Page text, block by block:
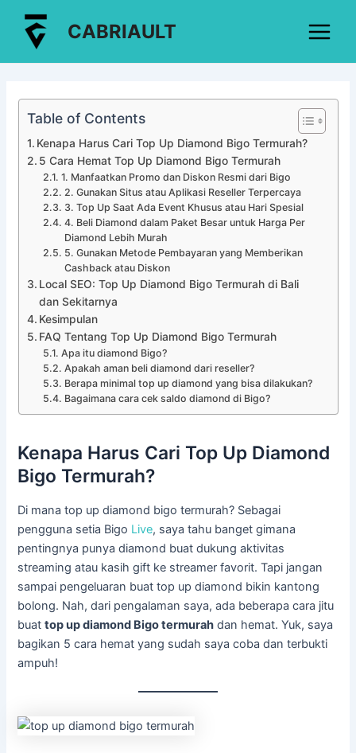
konten
CABRIAULT
Menu
Table of Contents
Kenapa Harus Cari Top Up Diamond Bigo Termurah?
5 Cara Hemat Top Up Diamond Bigo Termurah
1. Manfaatkan Promo dan Diskon Resmi dari Bigo
2. Gunakan Situs atau Aplikasi Reseller Terpercaya
3. Top Up Saat Ada Event Khusus atau Hari Spesial
4. Beli Diamond dalam Paket Besar untuk Harga Per
Diamond Lebih Murah
5. Gunakan Metode Pembayaran yang Memberikan
Cashback atau Diskon
Local SEO: Top Up Diamond Bigo Termurah di Bali
dan Sekitarnya
Kesimpulan
FAQ Tentang Top Up Diamond Bigo Termurah
Apa itu diamond Bigo?
Apakah aman beli diamond dari reseller?
Berapa minimal top up diamond yang bisa dilakukan?
Bagaimana cara cek saldo diamond di Bigo?
Kenapa Harus Cari Top Up Diamond
Bigo Termurah?
Di mana top up diamond bigo termurah? Sebagai
pengguna setia Bigo Live, saya tahu banget gimana
pentingnya punya diamond buat dukung aktivitas
streaming atau kasih gift ke streamer favorit. Tapi jangan
sampai pengeluaran buat top up diamond bikin kantong
bolong. Nah, dari pengalaman saya, ada beberapa cara jitu
buattop up diamond Bigo termurah dan hemat. Yuk, saya
bagikan 5 cara hemat yang sudah saya coba dan terbukti
ampuh!
navigation